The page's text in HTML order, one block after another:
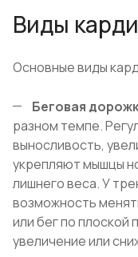
Виды
Основные виды
Беговая
разном темпе.
выносливость,
укрепляют мышцы
лишнего веса. У
возможность
или бег по плоской
увеличение или